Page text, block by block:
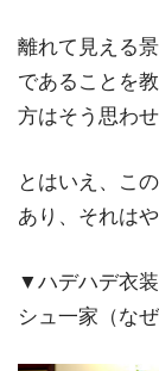
離れて見える
であることを
方はそう思わせ
とはいえ、こ
あり、それは
▼ハデハデ衣
シュ一家（な